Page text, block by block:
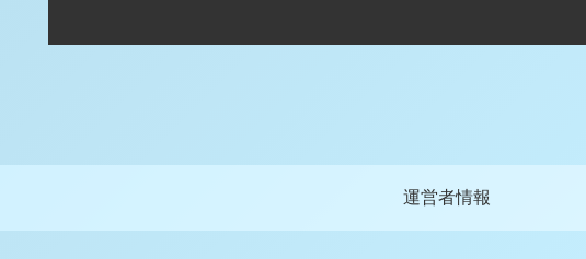
運営者情報